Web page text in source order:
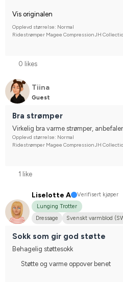
Vis originalen
Opplevd størrelse: Normal
Ridestrømper Magee Compression JH
0 likes
Tiina
Guest
Bra strømper
Virkelig bra varme strømper,
Opplevd størrelse: Normal
Ridestrømper Magee Compression JH
1 like
Liselotte A
Verifisert kjøper
Lunging Trotter
Dressage
Svenskt varmblod
Sokk som gir god støtte
Behagelig støttesokk
Støtte og varme oppover benet